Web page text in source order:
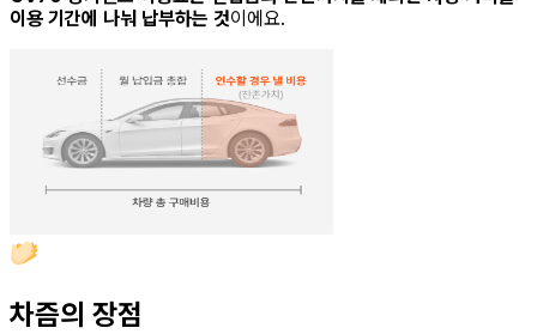
이용 기간에 나눠 납부하는 것이에요.
차즘의 장점